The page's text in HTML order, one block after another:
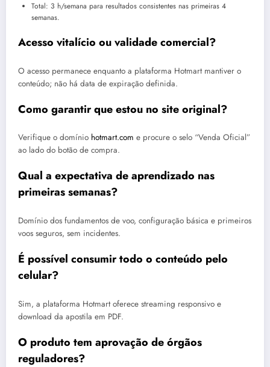
Total: 3 h/semana para resultados consistentes nas primeiras 4
semanas.
Acesso vitalício ou validade comercial?
O acesso permanece enquanto a plataforma Hotmart mantiver o
conteúdo; não há data de expiração definida.
Como garantir que estou no site original?
Verifique o domínio hotmart.com e procure o selo “Venda Oficial”
ao lado do botão de compra.
Qual a expectativa de aprendizado nas
primeiras semanas?
Domínio dos fundamentos de voo, configuração básica e primeiros
voos seguros, sem incidentes.
É possível consumir todo o conteúdo pelo
celular?
Sim, a plataforma Hotmart oferece streaming responsivo e
download da apostila em PDF.
O produto tem aprovação de órgãos
reguladores?